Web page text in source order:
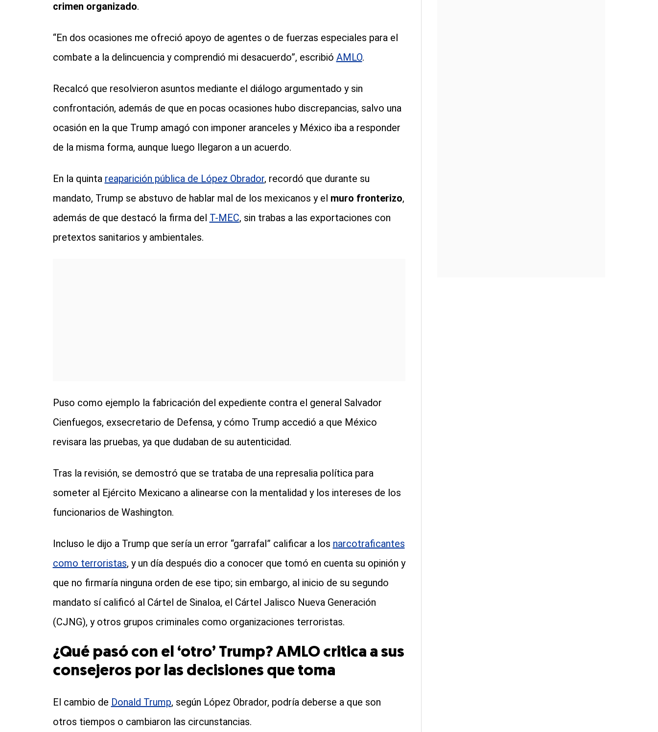
crimen organizado.
“En dos ocasiones me ofreció apoyo de agentes o de fuerzas especiales para el
combate a la delincuencia y comprendió mi desacuerdo”, escribió AMLO.
Recalcó que resolvieron asuntos mediante el diálogo argumentado y sin
confrontación, además de que en pocas ocasiones hubo discrepancias, salvo una
ocasión en la que Trump amagó con imponer aranceles y México iba a responder
de la misma forma, aunque luego llegaron a un acuerdo.
En la quinta reaparición pública de López Obrador, recordó que durante su
mandato, Trump se abstuvo de hablar mal de los mexicanos y el muro fronterizo,
además de que destacó la firma del T-MEC, sin trabas a las exportaciones con
pretextos sanitarios y ambientales.
Puso como ejemplo la fabricación del expediente contra el general Salvador
Cienfuegos, exsecretario de Defensa, y cómo Trump accedió a que México
revisara las pruebas, ya que dudaban de su autenticidad.
Tras la revisión, se demostró que se trataba de una represalia política para
someter al Ejército Mexicano a alinearse con la mentalidad y los intereses de los
funcionarios de Washington.
Incluso le dijo a Trump que sería un error “garrafal” calificar a los narcotraficantes
como terroristas, y un día después dio a conocer que tomó en cuenta su opinión y
que no firmaría ninguna orden de ese tipo; sin embargo, al inicio de su segundo
mandato sí calificó al Cártel de Sinaloa, el Cártel Jalisco Nueva Generación
(CJNG), y otros grupos criminales como organizaciones terroristas.
¿Qué pasó con el ‘otro’ Trump? AMLO critica a sus
consejeros por las decisiones que toma
El cambio de Donald Trump, según López Obrador, podría deberse a que son
otros tiempos o cambiaron las circunstancias.